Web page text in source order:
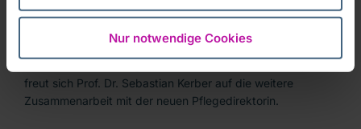
Nur notwendige Cookies
maßgeblich mit. „Frau Hertel kennt den Campus sowie die
Strukturen vor Ort und hat den Bereich der Pflege bereits
in der Vergangenheit erfolgreich mitgestaltet. Sie ist mit
freut sich Prof. Dr. Sebastian Kerber auf die weitere
Zusammenarbeit mit der neuen Pflegedirektorin.